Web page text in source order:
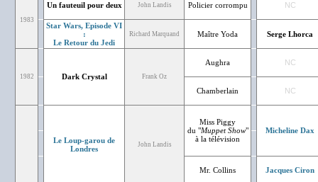
1983
Un fauteuil pour deux John Landis Policier corrompu NC
Star Wars, Episode VI
:
Le Retour du Jedi
Richard Marquand Maître Yoda Serge Lhorca
1982 Dark Crystal Frank Oz
Aughra NC
Chamberlain NC
Le Loup-garou de
Londres
John Landis
Miss Piggy
du "Muppet Show"
à la télévision
Micheline Dax
Mr. Collins Jacques Ciron